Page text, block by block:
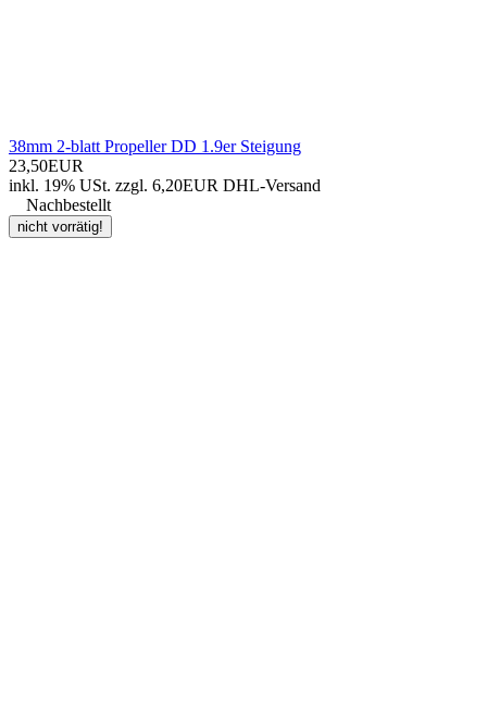
38mm 2-blatt Propeller DD 1.9er Steigung
23,50EUR
inkl. 19% USt. zzgl. 6,20EUR DHL-Versand
Nachbestellt
nicht vorrätig!